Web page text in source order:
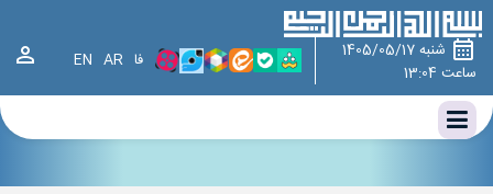
وزارت آموزش و پرورش ، سازمان پژوهش و برنامه ریزی آموزشی ، سازمان
پژوهش،چارت سازمانی سازمان پژوهش و برنامه‌ریزی آموزشی،اخبار سازمان
EN AR فا
شنبه 1405/05/17
ساعت 13:04